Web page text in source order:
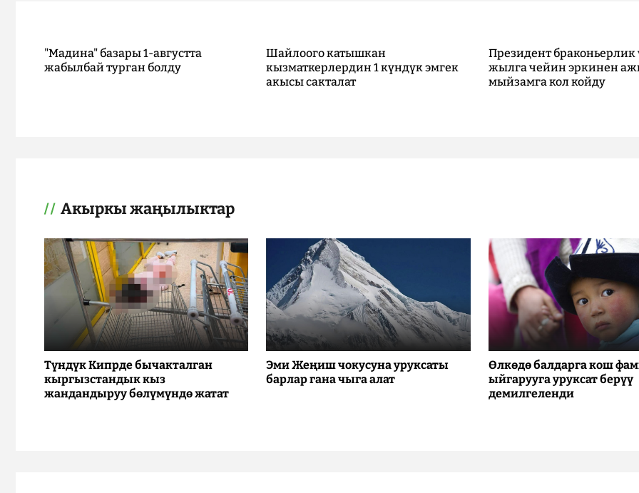
"Мадина" базары 1-августта
жабылбай турган болду
Шайлоого катышкан
кызматкерлердин 1 күндүк эмгек
акысы сакталат
Президент браконьерлик
жылга чейин эркинен
мыйзамга кол койду
Акыркы жаңылыктар
Түндүк Кипрде бычакталган
кыргызстандык кыз
жандандыруу бөлүмүндө жатат
Эми Жеңиш чокусуна уруксаты
барлар гана чыга алат
Өлкөдө балдарга кош
ыйгарууга уруксат берүү
демилгеленди